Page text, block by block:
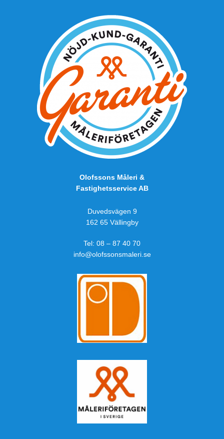
Olofssons Måleri &
Fastighetsservice AB
Duvedsvägen 9
162 65 Vällingby
Tel: 08 – 87 40 70
info@olofssonsmaleri.se